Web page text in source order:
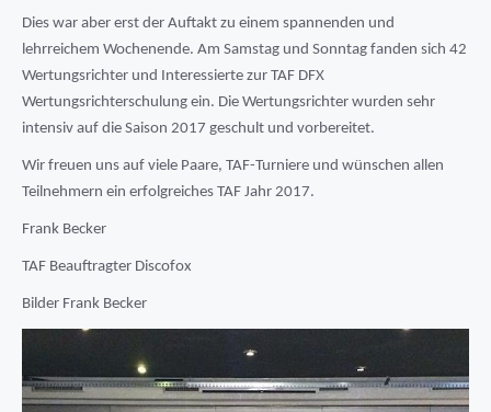
Dies war aber erst der Auftakt zu einem spannenden und
lehrreichem Wochenende. Am Samstag und Sonntag fanden sich 42
Wertungsrichter und Interessierte zur TAF DFX
Wertungsrichterschulung ein. Die Wertungsrichter wurden sehr
intensiv auf die Saison 2017 geschult und vorbereitet.
Wir freuen uns auf viele Paare, TAF-Turniere und wünschen allen
Teilnehmern ein erfolgreiches TAF Jahr 2017.
Frank Becker
TAF Beauftragter Discofox
Bilder Frank Becker